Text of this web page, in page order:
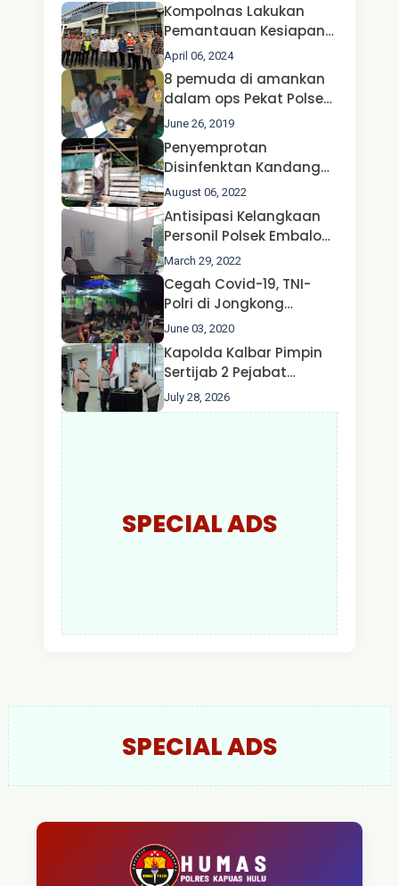
Kompolnas Lakukan
Pemantauan Kesiapan
Operasi Ketupat 2024 di
Polda Jatim Bersama
Kapolri dan Menteri
Perhubungan
April 06, 2024
8 pemuda di amankan
dalam ops Pekat Polsek
Jongkong
June 26, 2019
Penyemprotan
Disinfenktan Kandang
Ternak Kambing warga
Oleh Satgas Ops Aman
Nusa II Polda Kalbar*
August 06, 2022
Antisipasi Kelangkaan
Personil Polsek Embaloh
Hulu Gencar Lakukan
Pengecekan Oksigen
March 29, 2022
Cegah Covid-19, TNI-
Polri di Jongkong
Himbau Masyarakat
Jangan Kumpul Hinga
Larut Malam.
June 03, 2020
Kapolda Kalbar Pimpin
Sertijab 2 Pejabat
Utama dan 7 Kapolres,
AKBP Wisnu Perdana
July 28, 2026
SPECIAL ADS
SPECIAL ADS